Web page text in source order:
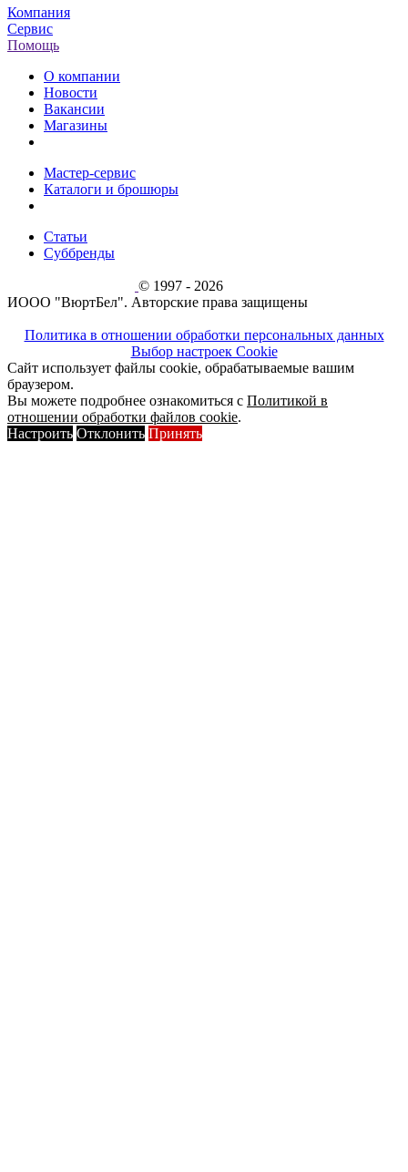
Компания
Сервис
Помощь
О компании
Новости
Вакансии
Магазины
Мастер-сервис
Каталоги и брошюры
Статьи
Суббренды
© 1997 - 2026
ИООО "ВюртБел". Авторские права защищены
Политика в отношении обработки персональных данных
Выбор настроек Cookie
Сайт использует файлы cookie, обрабатываемые вашим
браузером.
Вы можете подробнее ознакомиться с Политикой в
отношении обработки файлов cookie.
Настроить Отклонить Принять